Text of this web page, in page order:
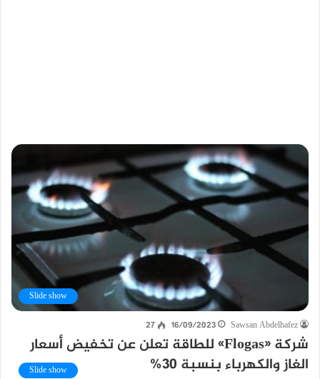
Slide show
Sawsan Abdelhafez
16/09/2023
27
شركة «Flogas» للطاقة تعلن عن تخفيض أسعار
الغاز والكهرباء بنسبة 30%
Slide show